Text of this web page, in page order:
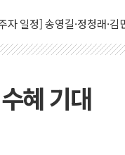
늘 부동산 정책 점검 2차
일정] 8월 7일(금)
스라엘 선박 호르무즈 통
조한 실적 소화하며 대부
혜 기대